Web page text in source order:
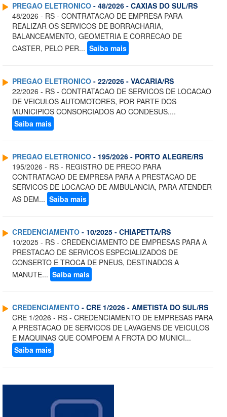
PREGAO ELETRONICO - 48/2026 - CAXIAS DO SUL/RS
48/2026 - RS - CONTRATACAO DE EMPRESA PARA
REALIZAR OS SERVICOS DE BORRACHARIA,
BALANCEAMENTO, GEOMETRIA E CORRECAO DE
CASTER, PELO PER... Saiba mais
PREGAO ELETRONICO - 22/2026 - VACARIA/RS
22/2026 - RS - CONTRATACAO DE SERVICOS DE LOCACAO
DE VEICULOS AUTOMOTORES, POR PARTE DOS
MUNICIPIOS CONSORCIADOS AO CONDESUS....
Saiba mais
PREGAO ELETRONICO - 195/2026 - PORTO ALEGRE/RS
195/2026 - RS - REGISTRO DE PRECO PARA
CONTRATACAO DE EMPRESA PARA A PRESTACAO DE
SERVICOS DE LOCACAO DE AMBULANCIA, PARA ATENDER
AS DEM... Saiba mais
CREDENCIAMENTO - 10/2025 - CHIAPETTA/RS
10/2025 - RS - CREDENCIAMENTO DE EMPRESAS PARA A
PRESTACAO DE SERVICOS ESPECIALIZADOS DE
CONSERTO E TROCA DE PNEUS, DESTINADOS A
MANUTE... Saiba mais
CREDENCIAMENTO - CRE 1/2026 - AMETISTA DO SUL/RS
CRE 1/2026 - RS - CREDENCIAMENTO DE EMPRESAS PARA
A PRESTACAO DE SERVICOS DE LAVAGENS DE VEICULOS
E MAQUINAS QUE COMPOEM A FROTA DO MUNICI...
Saiba mais